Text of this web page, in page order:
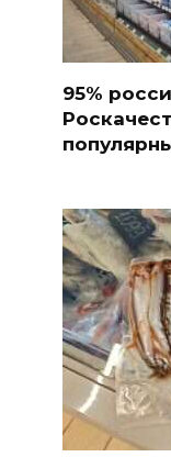
95%